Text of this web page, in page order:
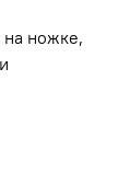
ножке,